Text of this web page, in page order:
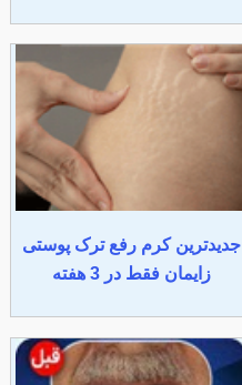
جدیدترین کرم رفع ترک پوستی
زایمان فقط در 3 هفته